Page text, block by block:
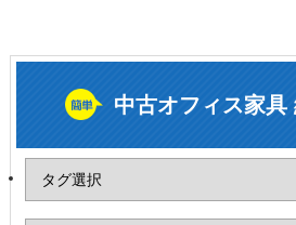
中古オフィス家具